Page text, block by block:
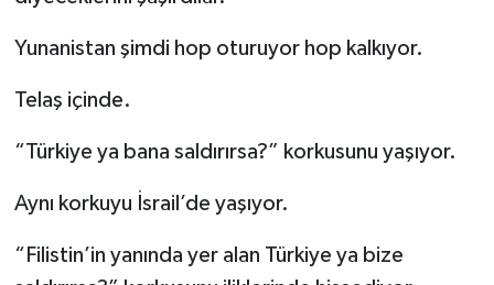
Yunanistan şimdi hop oturuyor hop kalkıyor.
Telaş içinde.
“Türkiye ya bana saldırırsa?” korkusunu yaşıyor.
Aynı korkuyu İsrail’de yaşıyor.
“Filistin’in yanında yer alan Türkiye ya bize